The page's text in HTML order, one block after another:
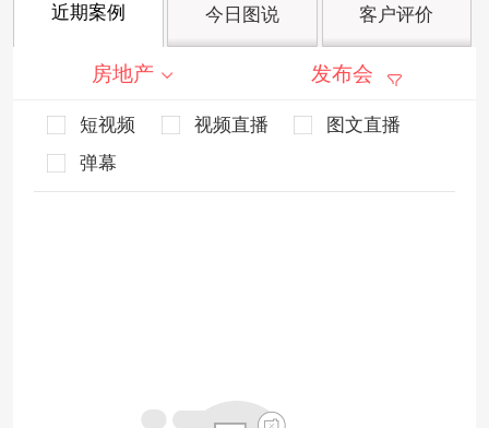
近期案例 今日图说 客户评价
房地产 发布会
短视频 视频直播
图文直播
弹幕